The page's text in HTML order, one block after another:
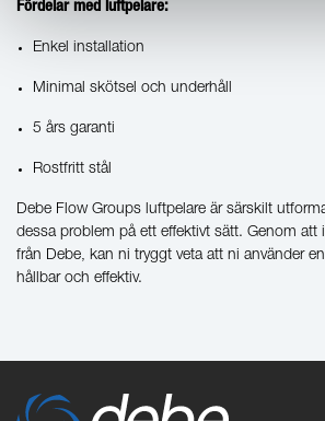
Fördelar med luftpelare:
Enkel installation
Minimal skötsel och underhåll
5 års garanti
Rostfritt stål
Debe Flow Groups luftpelare är särskilt
dessa problem på ett effektivt sätt. Genom att
från Debe, kan ni tryggt veta att ni använder
hållbar och effektiv.